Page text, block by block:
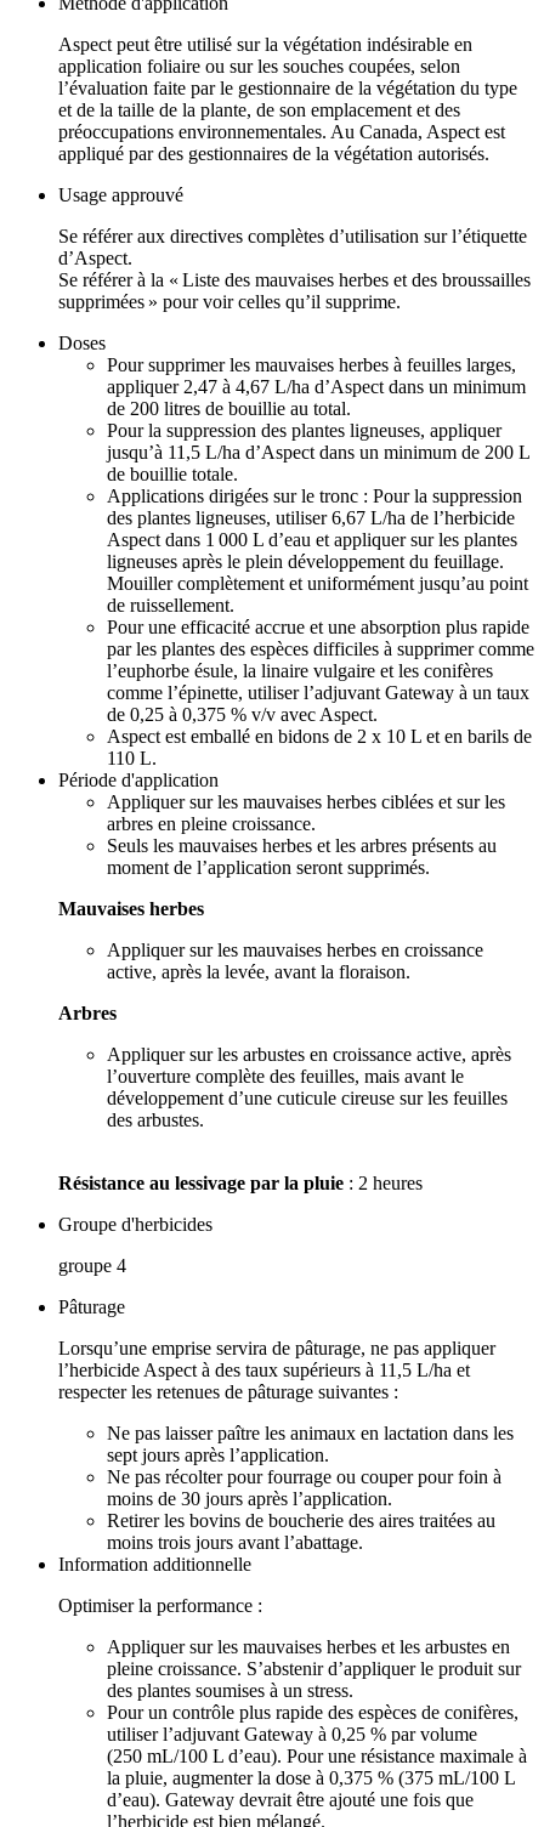
Aspect peut être utilisé sur la végétation indésirable en
application foliaire ou sur les souches coupées, selon
l’évaluation faite par le gestionnaire de la végétation du type
et de la taille de la plante, de son emplacement et des
préoccupations environnementales. Au Canada, Aspect est
appliqué par des gestionnaires de la végétation autorisés.
Usage approuvé
Se référer aux directives complètes d’utilisation sur l’étiquette
d’Aspect.
Se référer à la « Liste des mauvaises herbes et des broussailles
supprimées » pour voir celles qu’il supprime.
Doses
Pour supprimer les mauvaises herbes à feuilles larges,
appliquer 2,47 à 4,67 L/ha d’Aspect dans un minimum
de 200 litres de bouillie au total.
Pour la suppression des plantes ligneuses, appliquer
jusqu’à 11,5 L/ha d’Aspect dans un minimum de 200 L
de bouillie totale.
Applications dirigées sur le tronc : Pour la suppression
des plantes ligneuses, utiliser 6,67 L/ha de l’herbicide
Aspect dans 1 000 L d’eau et appliquer sur les plantes
ligneuses après le plein développement du feuillage.
Mouiller complètement et uniformément jusqu’au point
de ruissellement.
Pour une efficacité accrue et une absorption plus rapide
par les plantes des espèces difficiles à supprimer comme
l’euphorbe ésule, la linaire vulgaire et les conifères
comme l’épinette, utiliser l’adjuvant Gateway à un taux
de 0,25 à 0,375 % v/v avec Aspect.
Aspect est emballé en bidons de 2 x 10 L et en barils de
110 L.
Période d'application
Appliquer sur les mauvaises herbes ciblées et sur les
arbres en pleine croissance.
Seuls les mauvaises herbes et les arbres présents au
moment de l’application seront supprimés.
Mauvaises herbes
Appliquer sur les mauvaises herbes en croissance
active, après la levée, avant la floraison.
Arbres
Appliquer sur les arbustes en croissance active, après
l’ouverture complète des feuilles, mais avant le
développement d’une cuticule cireuse sur les feuilles
des arbustes.
Résistance au lessivage par la pluie : 2 heures
Groupe d'herbicides
groupe 4
Pâturage
Lorsqu’une emprise servira de pâturage, ne pas appliquer
l’herbicide Aspect à des taux supérieurs à 11,5 L/ha et
respecter les retenues de pâturage suivantes :
Ne pas laisser paître les animaux en lactation dans les
sept jours après l’application.
Ne pas récolter pour fourrage ou couper pour foin à
moins de 30 jours après l’application.
Retirer les bovins de boucherie des aires traitées au
moins trois jours avant l’abattage.
Information additionnelle
Optimiser la performance :
Appliquer sur les mauvaises herbes et les arbustes en
pleine croissance. S’abstenir d’appliquer le produit sur
des plantes soumises à un stress.
Pour un contrôle plus rapide des espèces de conifères,
utiliser l’adjuvant Gateway à 0,25 % par volume
(250 mL/100 L d’eau). Pour une résistance maximale à
la pluie, augmenter la dose à 0,375 % (375 mL/100 L
d’eau). Gateway devrait être ajouté une fois que
l’herbicide est bien mélangé.